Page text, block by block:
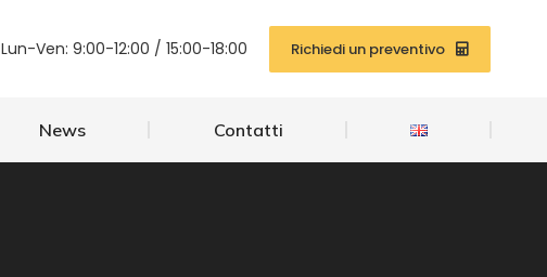
Lun-Ven: 9:00-12:00 / 15:00-18:00 Richiedi un preventivo
News Contatti
Contatti